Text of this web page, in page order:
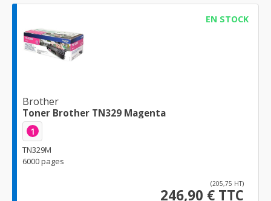
EN STOCK
Brother
Toner Brother TN329 Magenta
1
TN329M
6000 pages
(205,75 HT)
246,90 € TTC